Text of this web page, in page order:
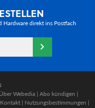
Hardware direkt ins Postfach
Über Webedia | Abo kündigen |
Kontakt | Nutzungsbestimmungen |